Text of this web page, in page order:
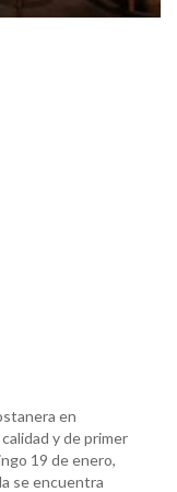
en
y de primer
19 de enero,
se encuentra